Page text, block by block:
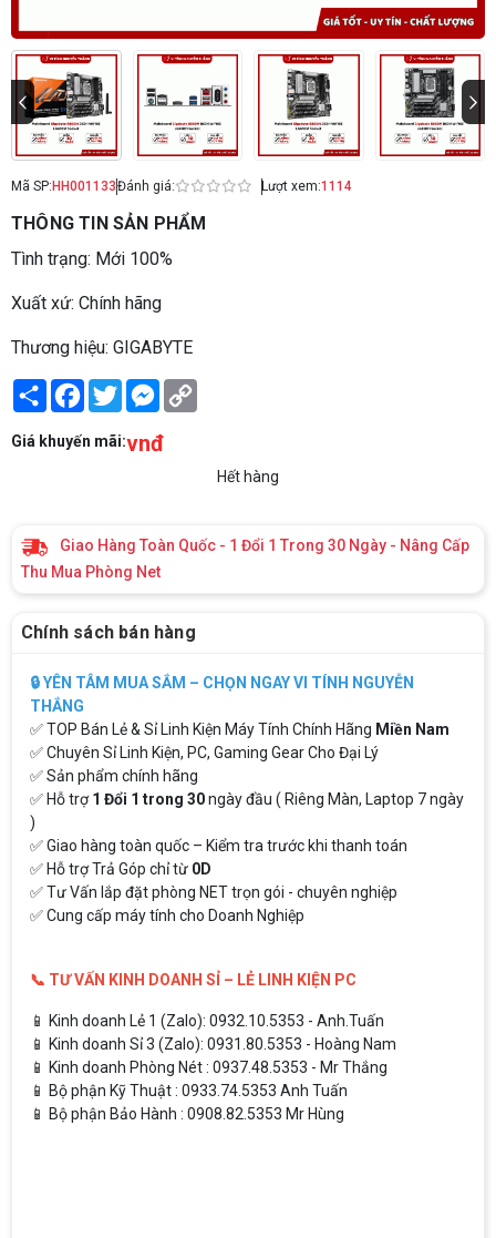
Mã SP: HH001133Đánh giá: Lượt xem:1114
THÔNG TIN SẢN PHẨM
Tình trạng: Mới 100%
Xuất xứ: Chính hãng
Thương hiệu: GIGABYTE
Share Facebook
TwitterMessenger
Giá khuyến mãi:vnđ
Hết hàng
Giao Hàng Toàn Quốc - 1 Đổi 1 Trong 30 Ngày - Nâng Cấp
Thu Mua Phòng Net
Chính sách bán hàng
🔒 YÊN TÂM MUA SẮM – CHỌN NGAY VI TÍNH NGUYỄN
THẮNG
✅ TOP Bán Lẻ & Sỉ Linh Kiện Máy Tính Chính Hãng Miền Nam
✅ Chuyên Sỉ Linh Kiện, PC, Gaming Gear Cho Đại Lý
✅ Sản phẩm chính hãng
✅ Hỗ trợ1 Đổi 1 trong 30ngày đầu ( Riêng Màn, Laptop 7 ngày
)
✅ Giao hàng toàn quốc – Kiểm tra trước khi thanh toán
✅ Hỗ trợ Trả Góp chỉ từ 0D
✅ Tư Vấn lắp đặt phòng NET trọn gói - chuyên nghiệp
✅ Cung cấp máy tính cho Doanh Nghiệp
📞 TƯ VẤN KINH DOANH SỈ – LẺ LINH KIỆN PC
📱 Kinh doanh Lẻ 1 (Zalo): 0932.10.5353 - Anh.Tuấn
📱 Kinh doanh Sỉ 3 (Zalo): 0931.80.5353 - Hoàng Nam
📱 Kinh doanh Phòng Nét : 0937.48.5353 - Mr Thắng
📱 Bộ phận Kỹ Thuật : 0933.74.5353 Anh Tuấn
📱 Bộ phận Bảo Hành : 0908.82.5353 Mr Hùng